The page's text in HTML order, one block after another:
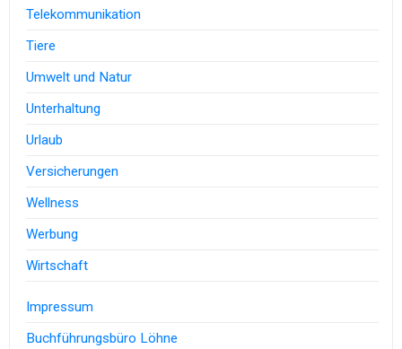
Telekommunikation
Tiere
Umwelt und Natur
Unterhaltung
Urlaub
Versicherungen
Wellness
Werbung
Wirtschaft
Impressum
Buchführungsbüro Löhne